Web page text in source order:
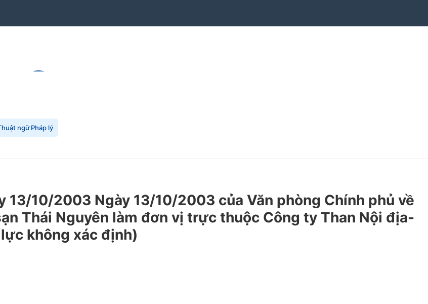
ngữ Pháp lý
13/10/2003 Ngày 13/10/2003 của Văn phòng Chính phủ về
Thái Nguyên làm đơn vị trực thuộc Công ty Than Nội địa-
không xác định)